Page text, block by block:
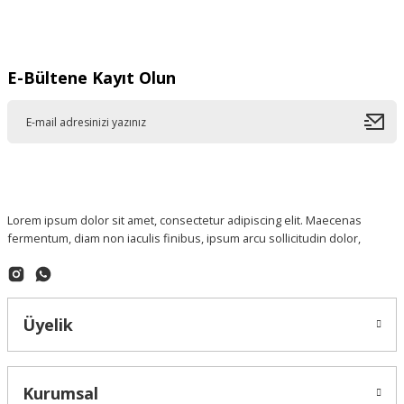
E-Bültene Kayıt Olun
Lorem ipsum dolor sit amet, consectetur adipiscing elit. Maecenas
fermentum, diam non iaculis finibus, ipsum arcu sollicitudin dolor,
Üyelik
Kurumsal